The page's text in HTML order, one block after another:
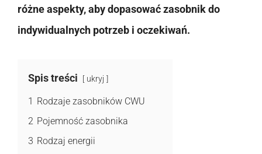
różne aspekty, aby dopasować zasobnik do
indywidualnych potrzeb i oczekiwań.
Spis treści ukryj
1 Rodzaje zasobników CWU
2 Pojemność zasobnika
3 Rodzaj energii